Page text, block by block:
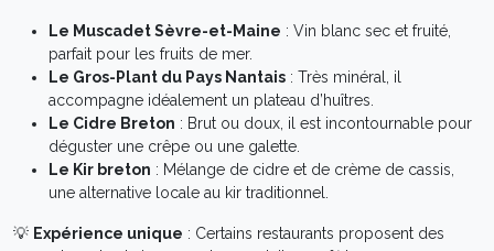
Le Muscadet Sèvre-et-Maine : Vin blanc sec et fruité,
parfait pour les fruits de mer.
Le Gros-Plant du Pays Nantais : Très minéral, il
accompagne idéalement un plateau d’huîtres.
Le Cidre Breton : Brut ou doux, il est incontournable pour
déguster une crêpe ou une galette.
Le Kir breton : Mélange de cidre et de crème de cassis,
une alternative locale au kir traditionnel.
💡 Expérience unique : Certains restaurants proposent des